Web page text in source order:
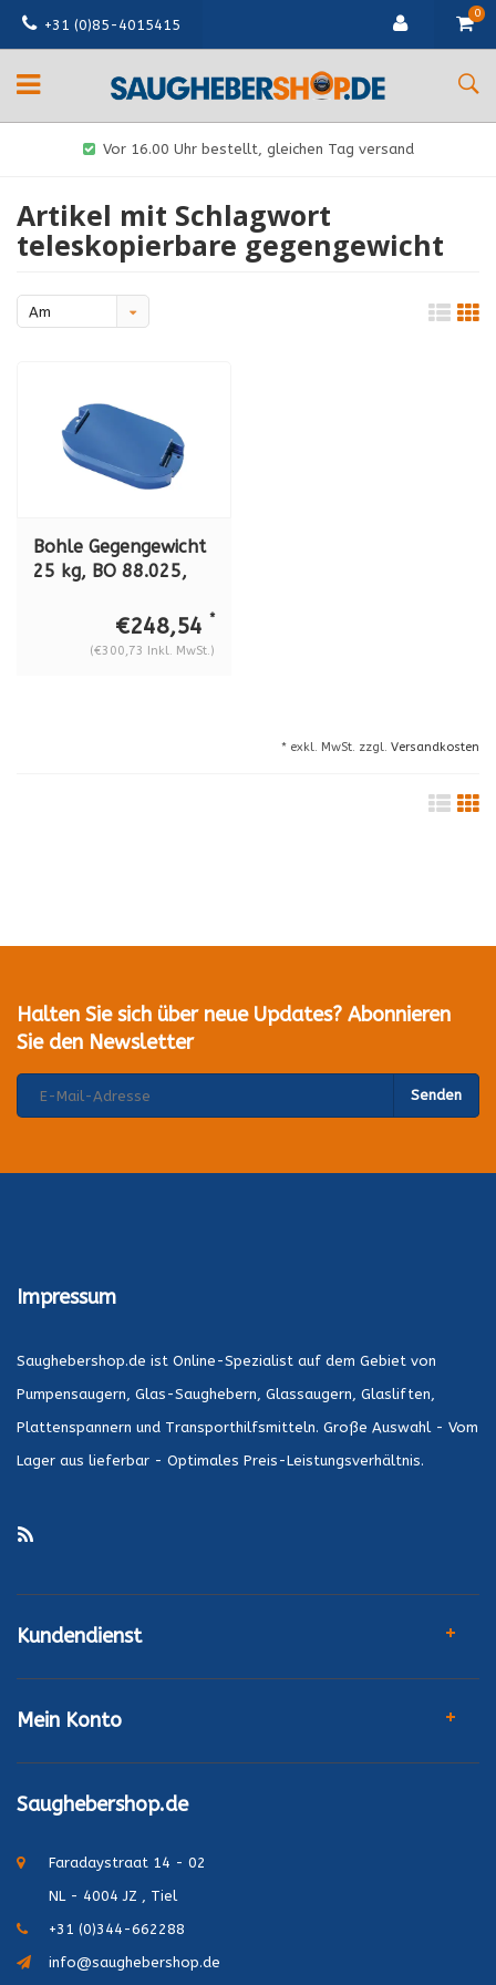
+31 (0)85-4015415
0
Vor 16.00 Uhr bestellt, gleichen Tag versand
Artikel mit Schlagwort
teleskopierbare gegengewicht
Am
Bohle Gegengewicht
25 kg, BO 88.025,
Liftmaster B1
(BO88.01)
€248,54 *
(€300,73 Inkl. MwSt.)
* exkl. MwSt. zzgl. Versandkosten
Halten Sie sich über neue Updates? Abonnieren
Sie den Newsletter
Senden
Impressum
Saughebershop.de ist Online-Spezialist auf dem Gebiet von
Pumpensaugern, Glas-Saughebern, Glassaugern, Glasliften,
Plattenspannern und Transporthilfsmitteln. Große Auswahl - Vom
Lager aus lieferbar - Optimales Preis-Leistungsverhältnis.
Kundendienst
Mein Konto
Saughebershop.de
Faradaystraat 14 - 02
NL - 4004 JZ , Tiel
+31 (0)344-662288
info@saughebershop.de